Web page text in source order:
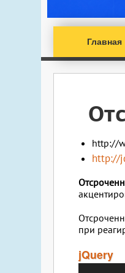
Главная
http://
http://
при
jQuery